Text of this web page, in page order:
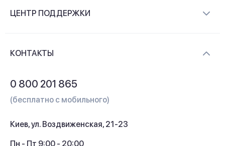
Контакты
ЦЕНТР ПОДДЕРЖКИ
Кэшбек
КОНТАКТЫ
0 800 201 865
(бесплатно с мобильного)
Киев, ул. Воздвиженская, 21-23
Пн - Пт 9:00 - 20:00